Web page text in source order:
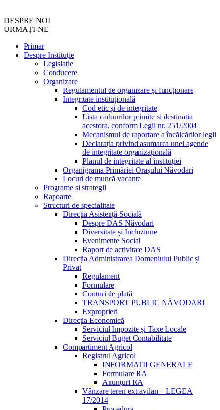
DESPRE NOI
URMAȚI-NE
Primar
Despre Instituție
Legislație
Conducere
Organizare
Regulamentul de organizare și funcționare
Integritate instituțională
Cod etic și de integritate
Lista cadourilor primite si destinatia
acestora, conform Legii nr. 251/2004
Mecanismul de raportare a încălcărilor legii
Declarația privind asumarea unei agende
de integritate organizațională
Planul de integritate al instituției
Organigrama Primăriei Orașului Năvodari
Locuri de muncă vacante
Programe și strategii
Rapoarte
Structuri de specialitate
Direcția Asistență Socială
Despre DAS Năvodari
Diversitate și Incluziune
Evenimente Social
Raport de activitate DAS
Direcția Administrarea Domeniului Public și
Privat
Regulament
Formulare
Conturi de plată
TRANSPORT PUBLIC NĂVODARI
Exproprieri
Direcția Economică
Serviciul Impozite și Taxe Locale
Serviciul Buget Contabilitate
Compartiment Agricol
Registrul Agricol
INFORMATII GENERALE
Formulare RA
Anunțuri RA
Vânzare teren extravilan – LEGEA
17/2014